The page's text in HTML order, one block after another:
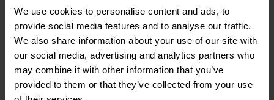
We use cookies to personalise content and ads, to
provide social media features and to analyse our traffic.
We also share information about your use of our site with
our social media, advertising and analytics partners who
may combine it with other information that you’ve
provided to them or that they’ve collected from your use
+420 277 277 949